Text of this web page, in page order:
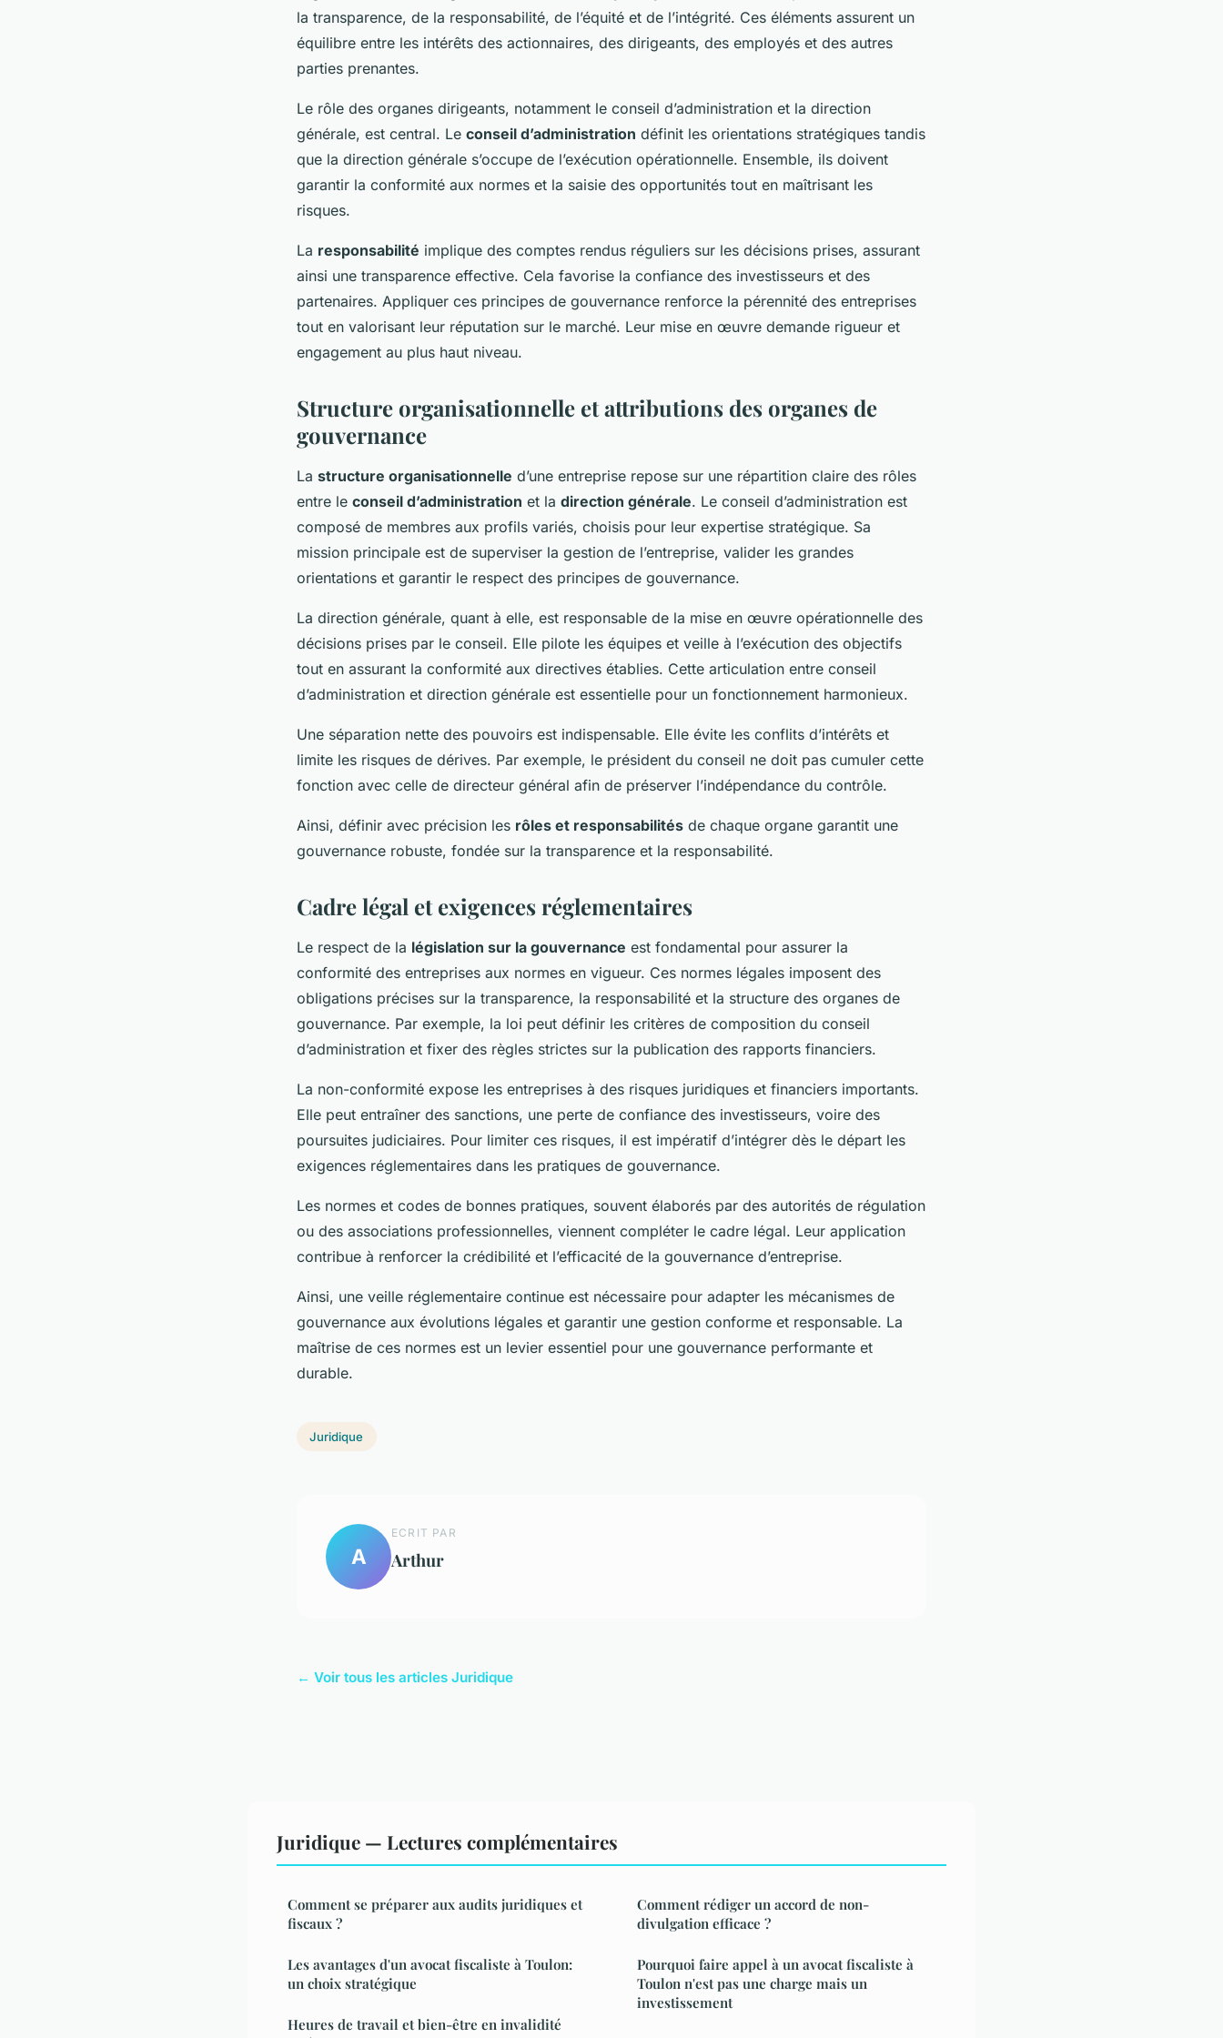
la transparence, de la responsabilité, de l’équité et de l’intégrité. Ces éléments assurent un
équilibre entre les intérêts des actionnaires, des dirigeants, des employés et des autres
parties prenantes.
Le rôle des organes dirigeants, notamment le conseil d’administration et la direction
générale, est central. Le conseil d’administration définit les orientations stratégiques tandis
que la direction générale s’occupe de l’exécution opérationnelle. Ensemble, ils doivent
garantir la conformité aux normes et la saisie des opportunités tout en maîtrisant les
risques.
La responsabilité implique des comptes rendus réguliers sur les décisions prises, assurant
ainsi une transparence effective. Cela favorise la confiance des investisseurs et des
partenaires. Appliquer ces principes de gouvernance renforce la pérennité des entreprises
tout en valorisant leur réputation sur le marché. Leur mise en œuvre demande rigueur et
engagement au plus haut niveau.
Structure organisationnelle et attributions des organes de
gouvernance
La structure organisationnelle d’une entreprise repose sur une répartition claire des rôles
entre le conseil d’administration et la direction générale. Le conseil d’administration est
composé de membres aux profils variés, choisis pour leur expertise stratégique. Sa
mission principale est de superviser la gestion de l’entreprise, valider les grandes
orientations et garantir le respect des principes de gouvernance.
La direction générale, quant à elle, est responsable de la mise en œuvre opérationnelle des
décisions prises par le conseil. Elle pilote les équipes et veille à l’exécution des objectifs
tout en assurant la conformité aux directives établies. Cette articulation entre conseil
d’administration et direction générale est essentielle pour un fonctionnement harmonieux.
Une séparation nette des pouvoirs est indispensable. Elle évite les conflits d’intérêts et
limite les risques de dérives. Par exemple, le président du conseil ne doit pas cumuler cette
fonction avec celle de directeur général afin de préserver l’indépendance du contrôle.
Ainsi, définir avec précision les rôles et responsabilités de chaque organe garantit une
gouvernance robuste, fondée sur la transparence et la responsabilité.
Cadre légal et exigences réglementaires
Le respect de la législation sur la gouvernance est fondamental pour assurer la
conformité des entreprises aux normes en vigueur. Ces normes légales imposent des
obligations précises sur la transparence, la responsabilité et la structure des organes de
gouvernance. Par exemple, la loi peut définir les critères de composition du conseil
d’administration et fixer des règles strictes sur la publication des rapports financiers.
La non-conformité expose les entreprises à des risques juridiques et financiers importants.
Elle peut entraîner des sanctions, une perte de confiance des investisseurs, voire des
poursuites judiciaires. Pour limiter ces risques, il est impératif d’intégrer dès le départ les
exigences réglementaires dans les pratiques de gouvernance.
Les normes et codes de bonnes pratiques, souvent élaborés par des autorités de régulation
ou des associations professionnelles, viennent compléter le cadre légal. Leur application
contribue à renforcer la crédibilité et l’efficacité de la gouvernance d’entreprise.
Ainsi, une veille réglementaire continue est nécessaire pour adapter les mécanismes de
gouvernance aux évolutions légales et garantir une gestion conforme et responsable. La
maîtrise de ces normes est un levier essentiel pour une gouvernance performante et
durable.
Juridique
A
ECRIT PAR
Arthur
← Voir tous les articles Juridique
Juridique — Lectures complémentaires
Comment se préparer aux audits juridiques et
fiscaux ?
Les avantages d'un avocat fiscaliste à Toulon:
un choix stratégique
Heures de travail et bien-être en invalidité
Comment rédiger un accord de non-
divulgation efficace ?
Pourquoi faire appel à un avocat fiscaliste à
Toulon n'est pas une charge mais un
investissement